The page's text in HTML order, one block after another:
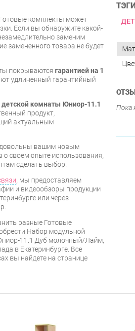
комплекты может
Если вы обнаружите какой-
заменим
замененного товара не будет
покрываются гарантией на 1
удлиненный гарантийный
комнаты Юниор-11.1
продукт,
актуальным
довольны вашим новым
о своем опыте использования,
сделать выбор.
, мы предоставляем
и видеообзоры продукции
или через
разные Готовые
Набор модульной
11.1 Дуб молочный/Лайм,
в Екатеринбурге. Все
вы найдете на странице
Пока